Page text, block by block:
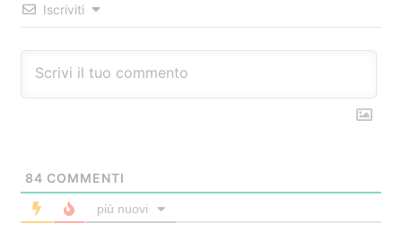
Iscriviti
84 COMMENTI
più nuovi